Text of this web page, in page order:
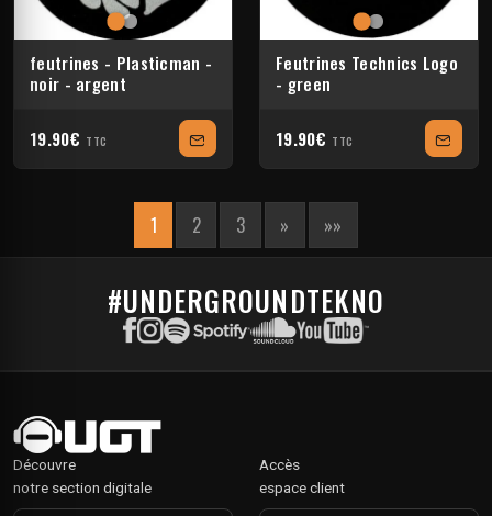
feutrines - Plasticman -
noir - argent
19.90€ TTC
Feutrines Technics Logo
- green
19.90€ TTC
1 2 3 » »»
#UNDERGROUNDTEKNO
Découvre
notre section digitale
Accès
espace client